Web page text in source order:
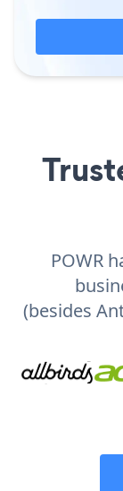
POWR
(besides